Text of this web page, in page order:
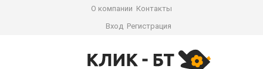
О компании Контакты
Вход Регистрация